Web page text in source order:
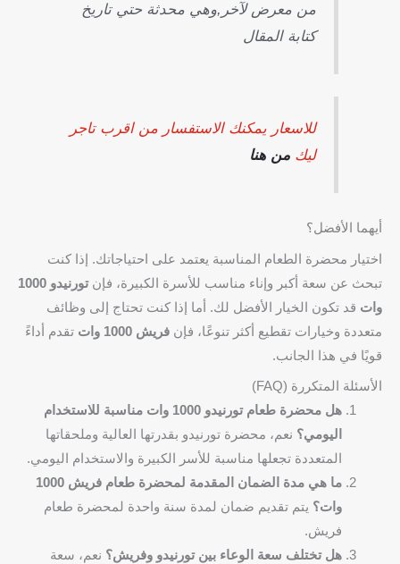
من معرض لآخر,وهي محدثة حتي تاريخ
كتابة المقال
للاسعار يمكنك الاستفسار من اقرب تاجر
ليك من هنا
أيهما الأفضل؟
اختيار محضرة الطعام المناسبة يعتمد على احتياجاتك. إذا كنت
تبحث عن سعة أكبر وإناء مناسب للأسرة الكبيرة، فإن
تورنيدو 1000
وات قد تكون الخيار الأفضل لك. أما إذا كنت تحتاج إلى وظائف
متعددة وخيارات تقطيع أكثر تنوعًا، فإن فريش 1000 وات
تقدم أداءً
قويًا في هذا الجانب.
الأسئلة المتكررة (FAQ)
هل محضرة طعام تورنيدو 1000 وات مناسبة للاستخدام
اليومي؟ نعم، محضرة تورنيدو بقدرتها العالية وملحقاتها
المتعددة تجعلها مناسبة للأسر الكبيرة والاستخدام اليومي.
ما هي مدة الضمان المقدمة لمحضرة طعام فريش 1000
وات؟ يتم تقديم ضمان لمدة سنة واحدة لمحضرة طعام
فريش.
هل تختلف سعة الوعاء بين تورنيدو وفريش؟ نعم، سعة